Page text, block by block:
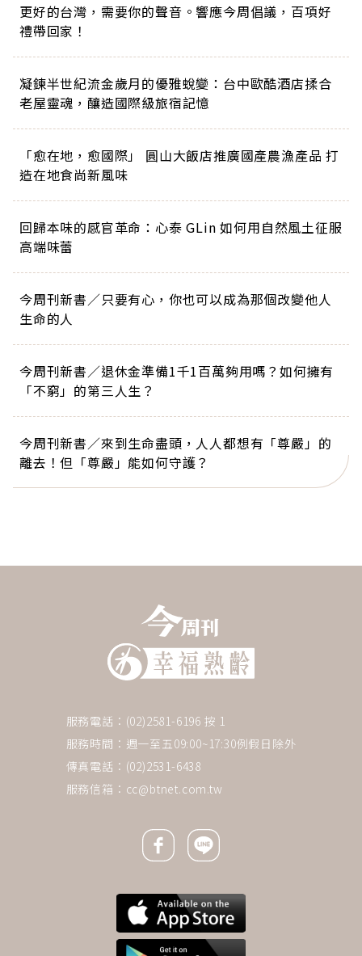
更好的台灣，需要你的聲音。響應今周倡議，百項好
禮帶回家！
凝鍊半世紀流金歲月的優雅蛻變：台中歐酷酒店揉合
老屋靈魂，釀造國際級旅宿記憶
「愈在地，愈國際」 圓山大飯店推廣國產農漁產品 打
造在地食尚新風味
回歸本味的感官革命：心泰 GLin 如何用自然風土征服
高端味蕾
今周刊新書／只要有心，你也可以成為那個改變他人
生命的人
今周刊新書／退休金準備1千1百萬夠用嗎？如何擁有
「不窮」的第三人生？
今周刊新書／來到生命盡頭，人人都想有「尊嚴」的
離去！但「尊嚴」能如何守護？
服務電話：(02)2581-6196 按 1
服務時間：週一至五09:00~17:30例假日除外
傳真電話：(02)2531-6438
服務信箱： cc@btnet.com.tw
Facebook icon
Line icon